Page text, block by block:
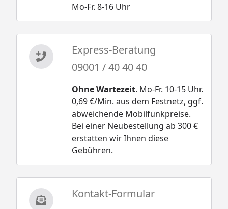
Mo-Fr. 8-16 Uhr
Express-Beratung
09001 / 40 40 40
Ohne Wartezeit. Mo-Fr. 10-15 Uhr.
0,69 €/Min. aus dem Festnetz, ggf.
abweichende Mobilfunkpreise.
Bei einer Neubestellung ab 300 €
erstatten wir Ihnen diese
Gebühren.
Kontakt-Formular